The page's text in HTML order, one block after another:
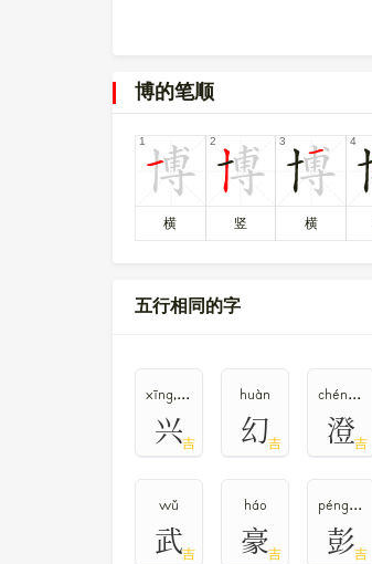
〔博〕字的UNICODE是
〔博〕字在 《通用规范汉字表》 的
〔博〕字反义词是 ，异体字是
博的笔顺
横 竖 横
五行相同的字
xīng,xìng
兴吉
huàn
幻吉
chéng,dèng
澄吉
wǔ
武吉
háo
豪吉
péng,bāng
彭吉